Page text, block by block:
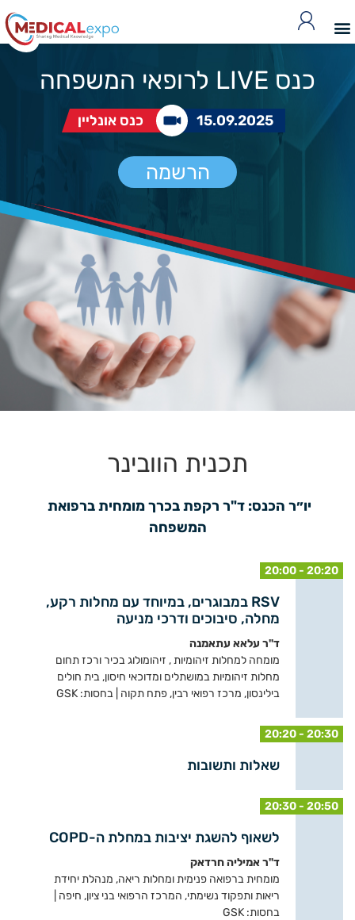
כנס LIVE לרופאי המשפחה
15.09.2025 כנס אונליין
הרשמה
תכנית הוובינר
המשפחה
20:00 - 20:20
RSV במבוגרים, במיוחד עם מחלות רקע,
מחלה, סיבוכים ודרכי מניעה
ד"ר עלאא עתאמנה
מומחה למחלות זיהומיות , זיהומולוג בכיר ורכז תחום
מחלות זיהומיות במושתלים ומדוכאי חיסון, בית חולים
בילינסון, מרכז רפואי רבין, פתח תקוה | בחסות: GSK
20:20 - 20:30
שאלות ותשובות
20:30 - 20:50
לשאוף להשגת יציבות במחלת ה-COPD
ד"ר אמיליה חרדאק
מומחית ברפואה פנימית ומחלות ריאה, מנהלת יחידת
ריאות ותפקוד נשימתי, המרכז הרפואי בני ציון, חיפה |
בחסות: GSK